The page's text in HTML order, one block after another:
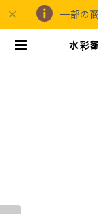
一部の
水彩